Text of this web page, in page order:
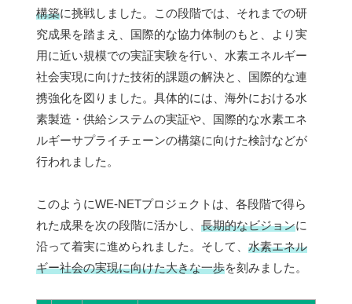
構築に挑戦しました。この段階では、それまでの研
究成果を踏まえ、国際的な協力体制のもと、より実
用に近い規模での実証実験を行い、水素エネルギー
社会実現に向けた技術的課題の解決と、国際的な連
携強化を図りました。具体的には、海外における水
素製造・供給システムの実証や、国際的な水素エネ
ルギーサプライチェーンの構築に向けた検討などが
行われました。
このようにWE-NETプロジェクトは、各段階で得ら
れた成果を次の段階に活かし、 長期的なビジョンに
沿って着実に進められました。そして、 水素エネル
ギー社会の実現に向けた大きな一歩を刻みました。